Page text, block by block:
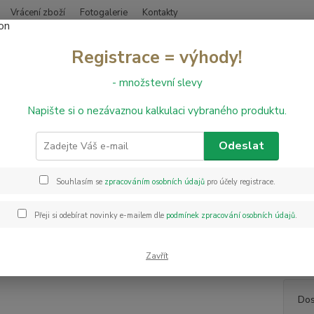
Vrácení zboží Fotogalerie Kontakty
Hledat
Vinylové podlahy Vinylová podlaha DESIGNART 0,30 Baita Taupe
podlaha DESIGNART 0,30
S
Registrace = výhody!
- množstevní slevy
Napište si o nezávaznou kalkulaci vybraného produktu.
Odeslat
Souhlasím se zpracováním osobních údajůpro účely registrace.
Přeji si odebírat novinky e-mailem dle podmínek zpracování osobních údajů.
Zavřít